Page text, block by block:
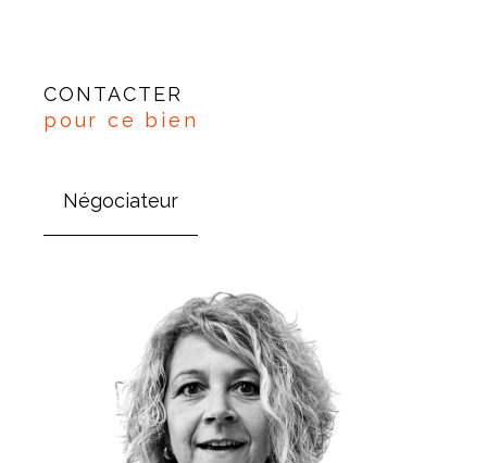
CONTACTER
pour ce bien
Négociateur